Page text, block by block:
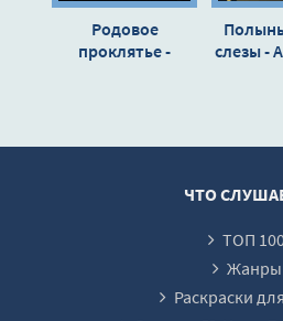
Родовое
проклятье -
слезы -
ЧТО
ТОП
Жанры
Раскраски